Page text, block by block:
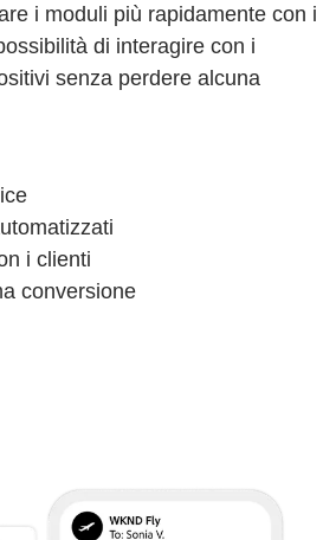
i moduli più rapidamente con i
di interagire con i
senza perdere alcuna
i clienti
conversione